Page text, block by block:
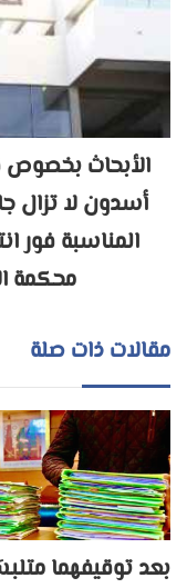
الأبحاث
أسدون لا تزال
المناسبة فور
محكمة
مقالات ذات صلة
بعد توقيفهما